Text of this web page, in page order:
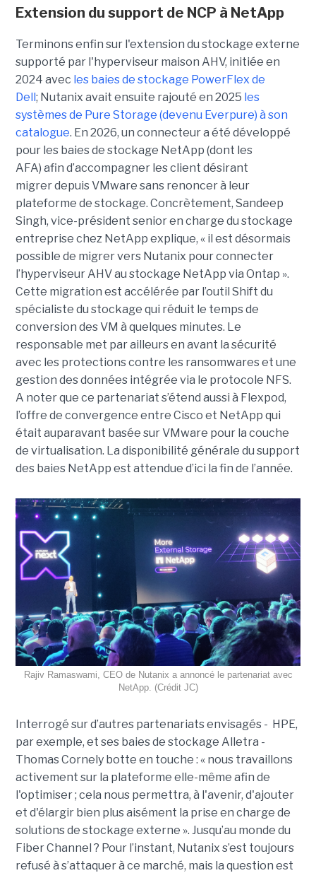
Extension du support de NCP à NetApp
Terminons enfin sur l'extension du stockage externe
supporté par l'hyperviseur maison AHV, initiée en
2024 avec les baies de stockage PowerFlex de
Dell ; Nutanix avait ensuite rajouté en 2025 les
systèmes de Pure Storage (devenu Everpure) à son
catalogue. En 2026, un connecteur a été développé
pour les baies de stockage NetApp (dont les
AFA) afin d’accompagner les client désirant
migrer depuis VMware sans renoncer à leur
plateforme de stockage. Concrètement, Sandeep
Singh, vice-président senior en charge du stockage
entreprise chez NetApp explique, « il est désormais
possible de migrer vers Nutanix pour connecter
l’hyperviseur AHV au stockage NetApp via Ontap ».
Cette migration est accélérée par l’outil Shift du
spécialiste du stockage qui réduit le temps de
conversion des VM à quelques minutes. Le
responsable met par ailleurs en avant la sécurité
avec les protections contre les ransomwares et une
gestion des données intégrée via le protocole NFS.
A noter que ce partenariat s’étend aussi à Flexpod,
l’offre de convergence entre Cisco et NetApp qui
était auparavant basée sur VMware pour la couche
de virtualisation. La disponibilité générale du support
des baies NetApp est attendue d’ici la fin de l’année.
Rajiv Ramaswami, CEO de Nutanix a annoncé le partenariat avec
NetApp. (Crédit JC)
Interrogé sur d’autres partenariats envisagés - HPE,
par exemple, et ses baies de stockage Alletra -
Thomas Cornely botte en touche : « nous travaillons
activement sur la plateforme elle-même afin de
l'optimiser ; cela nous permettra, à l'avenir, d'ajouter
et d'élargir bien plus aisément la prise en charge de
solutions de stockage externe ». Jusqu’au monde du
Fiber Channel ? Pour l’instant, Nutanix s’est toujours
refusé à s’attaquer à ce marché, mais la question est